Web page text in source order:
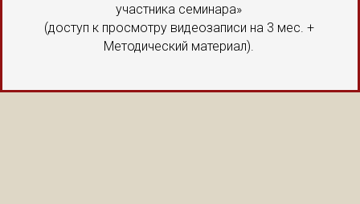
участника семинара»
(доступ к просмотру видеозаписи на 3 мес. +
Методический материал).